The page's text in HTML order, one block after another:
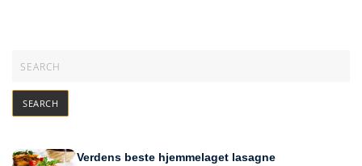
Verdens beste hjemmelaget lasagne